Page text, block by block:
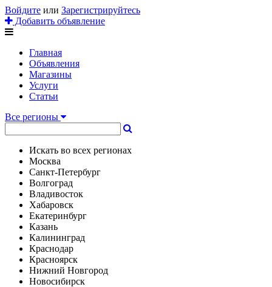
Войдите или Зарегистрируйтесь
Добавить объявление
Главная
Объявления
Магазины
Услуги
Статьи
Все регионы
Искать во всех регионах
Москва
Санкт-Петербург
Волгоград
Владивосток
Хабаровск
Екатеринбург
Казань
Калининград
Краснодар
Красноярск
Нижний Новгород
Новосибирск